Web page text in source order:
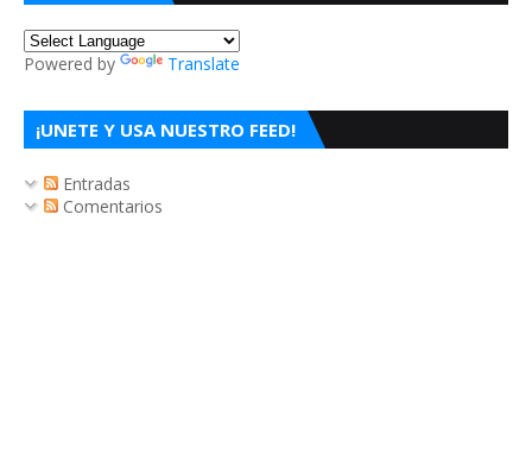
Powered by Translate
¡UNETE Y USA NUESTRO FEED!
Entradas
Comentarios